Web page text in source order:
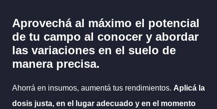
Aprovechá al máximo el potencial
de tu campo al conocer y abordar
las variaciones en el suelo de
manera precisa.
Ahorrá en insumos, aumentá tus rendimientos. Aplicá la
dosis justa, en el lugar adecuado y en el momento